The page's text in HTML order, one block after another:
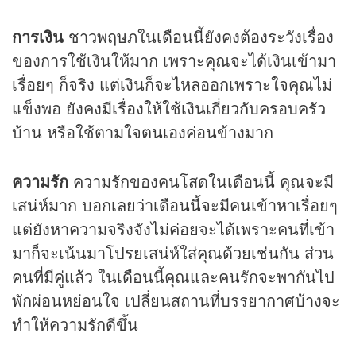
การเงิน ชาวพฤษภในเดือนนี้ยังคงต้องระวังเรื่อง
ของการใช้เงินให้มาก เพราะคุณจะได้เงินเข้ามา
เรื่อยๆ ก็จริง แต่เงินก็จะไหลออกเพราะใจคุณไม่
แข็งพอ ยังคงมีเรื่องให้ใช้เงินเกี่ยวกับครอบครัว
บ้าน หรือใช้ตามใจตนเองค่อนข้างมาก
ความรัก ความรักของคนโสดในเดือนนี้ คุณจะมี
เสน่ห์มาก บอกเลยว่าเดือนนี้จะมีคนเข้าหาเรื่อยๆ
แต่ยังหาความจริงจังไม่ค่อยจะได้เพราะคนที่เข้า
มาก็จะเน้นมาโปรยเสน่ห์ใส่คุณด้วยเช่นกัน ส่วน
คนที่มีคู่แล้ว ในเดือนนี้คุณและคนรักจะพากันไป
พักผ่อนหย่อนใจ เปลี่ยนสถานที่บรรยากาศบ้างจะ
ทำให้ความรักดีขึ้น